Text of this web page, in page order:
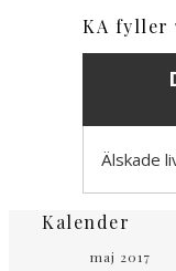
KA fyller
Älskade
Kalender
maj 2017